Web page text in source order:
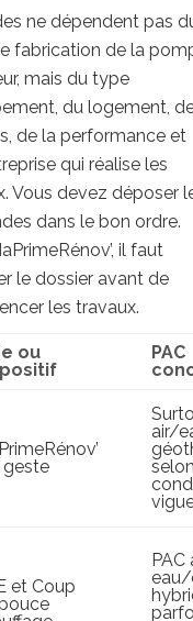
ne dépendent pas
fabrication de la
mais du type
du logement,
de la performance et
qui réalise les
Vous devez déposer
dans le bon ordre.
il faut
le dossier avant de
les travaux.
ou
PAC
geste
air/
selon
et Coup
PAC
eau/